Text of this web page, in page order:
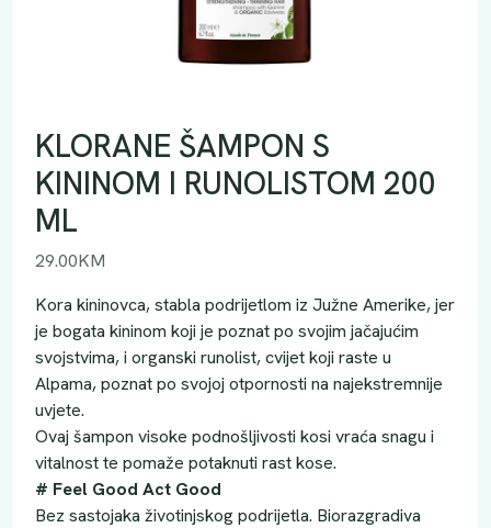
KLORANE ŠAMPON S
KININOM I RUNOLISTOM 200
ML
29.00KM
Kora kininovca, stabla podrijetlom iz Južne Amerike, jer
je bogata kininom koji je poznat po svojim jačajućim
svojstvima, i organski runolist, cvijet koji raste u
Alpama, poznat po svojoj otpornosti na najekstremnije
uvjete.
Ovaj šampon visoke podnošljivosti kosi vraća snagu i
vitalnost te pomaže potaknuti rast kose.
# Feel Good Act Good
Bez sastojaka životinjskog podrijetla. Biorazgradiva